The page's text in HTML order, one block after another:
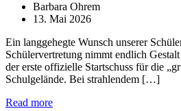
Barbara Ohrem
13. Mai 2026
Ein langgehegte Wunsch unserer
Schülervertretung nimmt endlich
der erste offizielle Startschuss für die
Schulgelände. Bei strahlendem […]
Read more